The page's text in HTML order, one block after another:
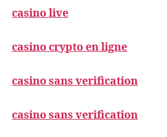
casino live
casino crypto en ligne
casino sans verification
casino sans verification